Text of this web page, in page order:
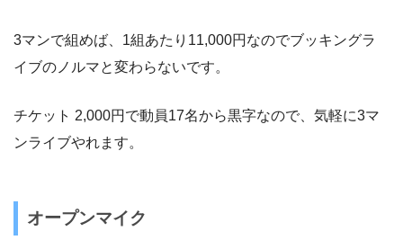
3マンで組めば、1組あたり11,000円なのでブッキングラ
イブのノルマと変わらないです。
チケット 2,000円で動員17名から黒字なので、気軽に3マ
ンライブやれます。
オープンマイク